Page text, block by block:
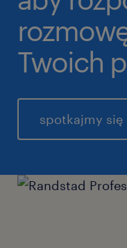
Twoich
spotkajmy się